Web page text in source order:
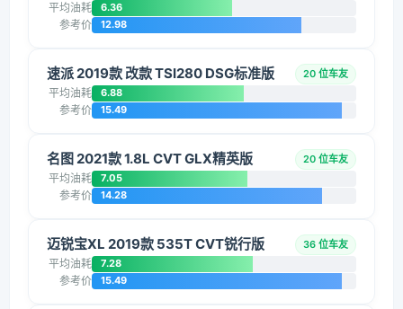
平均油耗 6.36
参考价 12.98
速派 2019款 改款 TSI280 DSG标准版 20 位车友
平均油耗 6.88
参考价 15.49
名图 2021款 1.8L CVT GLX精英版 20 位车友
平均油耗 7.05
参考价 14.28
迈锐宝XL 2019款 535T CVT锐行版 36 位车友
平均油耗 7.28
参考价 15.49